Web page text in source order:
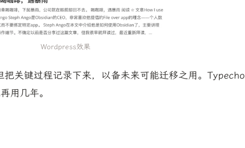
Wordpress效果
关键过程记录下来，以备未来可能迁移之用。Typecho
用几年。